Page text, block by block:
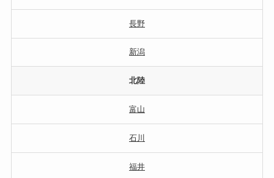
長野
新潟
北陸
富山
石川
福井